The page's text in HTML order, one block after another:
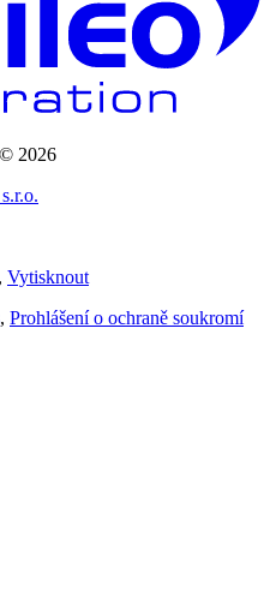
2026
, Vytisknout
, Prohlášení o ochraně soukromí